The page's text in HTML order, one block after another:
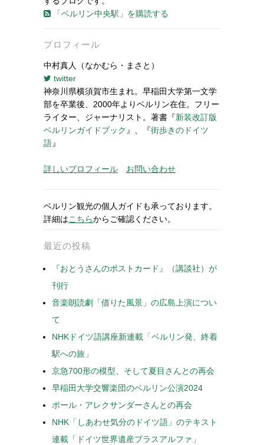
「ベルリン中央駅」を購読する
プロフィール
中村真人（なかむら・まさと）
twitter
神奈川県横須賀市生まれ。早稲田大学第一文学
部を卒業後、2000年よりベルリン在住。フリー
ライター、ジャーナリスト。著書『新装改訂版
ベルリンガイドブック 』、『街歩きのドイツ
語』
詳しいプロフィール お問い合わせ
ベルリン観光の個人ガイドも承っております。
詳細はこちらからご確認ください。
最近の投稿
『おとうさんのポストカード』（講談社）が
刊行
音楽朗読劇「借りた風景」の広島上演につい
て
NHKドイツ語講座新連載「ベルリン発、終着
駅への旅」
京急700形の模型、そして夏目さんとの再会
早稲田大学交響楽団のベルリン公演2024
ポール・アレクサンダーさんとの再会
NHK「しあわせ気分のドイツ語」のテキスト
連載「ドイツ世界遺産プラスアルファ」